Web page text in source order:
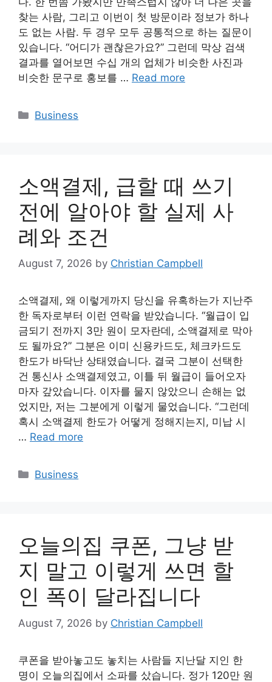
찾는 사람, 그리고 이번이 첫 방문이라 정보가 하나
도 없는 사람. 두 경우 모두 공통적으로 하는 질문이
있습니다. “어디가 괜찮은가요?” 그런데 막상 검색
결과를 열어보면 수십 개의 업체가 비슷한 사진과
비슷한 문구로 홍보를 … Read more
Categories
Business
소액결제, 급할 때 쓰기
전에 알아야 할 실제 사
례와 조건
August 7, 2026 by Christian Campbell
소액결제, 왜 이렇게까지 당신을 유혹하는가 지난주
한 독자로부터 이런 연락을 받았습니다. “월급이 입
금되기 전까지 3만 원이 모자란데, 소액결제로 막아
도 될까요?” 그분은 이미 신용카드도, 체크카드도
한도가 바닥난 상태였습니다. 결국 그분이 선택한
건 통신사 소액결제였고, 이틀 뒤 월급이 들어오자
마자 갚았습니다. 이자를 물지 않았으니 손해는 없
었지만, 저는 그분에게 이렇게 물었습니다. “그런데
혹시 소액결제 한도가 어떻게 정해지는지, 미납 시
… Read more
Categories
Business
오늘의집 쿠폰, 그냥 받
지 말고 이렇게 쓰면 할
인 폭이 달라집니다
August 7, 2026 by Christian Campbell
쿠폰을 받아놓고도 놓치는 사람들 지난달 지인 한
명이 오늘의집에서 소파를 샀습니다. 정가 120만 원